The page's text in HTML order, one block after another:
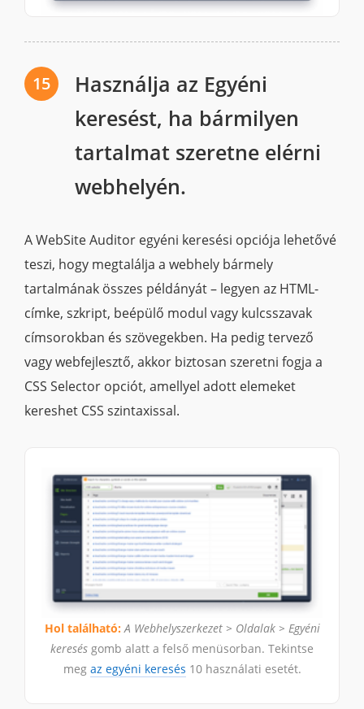
15
Használja az Egyéni
keresést, ha bármilyen
tartalmat szeretne elérni
webhelyén.
A WebSite Auditor egyéni keresési opciója lehetővé
teszi, hogy megtalálja a webhely bármely
tartalmának összes példányát – legyen az HTML-
címke, szkript, beépülő modul vagy kulcsszavak
címsorokban és szövegekben. Ha pedig tervező
vagy webfejlesztő, akkor biztosan szeretni fogja a
CSS Selector opciót, amellyel adott elemeket
kereshet CSS szintaxissal.
Hol található: A Webhelyszerkezet > Oldalak > Egyéni
keresés gomb alatt a felső menüsorban. Tekintse
meg az egyéni keresés 10 használati esetét.